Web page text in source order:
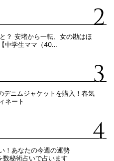
？ 安堵から一転、女の勘はほ
中学生ママ（40…
デニムジャケットを購入！春気
ネート
！あなたの今週の運勢
数秘術占いで占います